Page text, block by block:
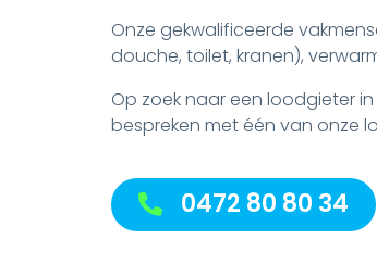
Onze gekwalificeerde
douche, toilet, kranen),
Op zoek naar een loodgieter
bespreken met één van onze
0472 80 80 34